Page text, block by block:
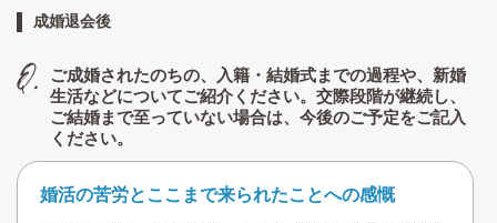
成婚退会後
ご成婚されたのちの、入籍・結婚式までの過程や、新婚
生活などについてご紹介ください。交際段階が継続し、
ご結婚まで至っていない場合は、今後のご予定をご記入
ください。
婚活の苦労とここまで来られたことへの感慨